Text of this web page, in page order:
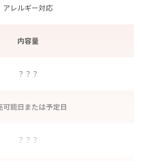
アレルギー対応
内容量
？？？
可能日または予定日
？？？